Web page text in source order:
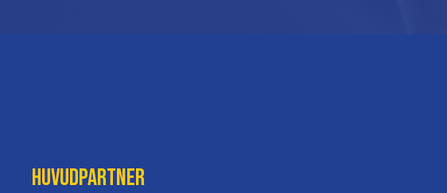
Huvudpartner